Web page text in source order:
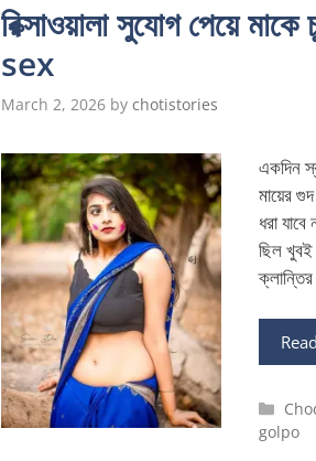
রিক্সাওয়ালা সুযোগ পেয়ে
sex
March 2, 2026 by chotistories
একদিন
মায়ের
ধরা
ছিল খুবই
golpo